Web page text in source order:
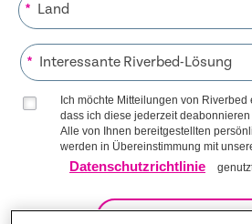
*
*
Ich möchte Mitteilungen von
dass ich diese jederzeit deabonnieren
Alle von Ihnen bereitgestellten
werden in Übereinstimmung mit
Datenschutzrichtlinie